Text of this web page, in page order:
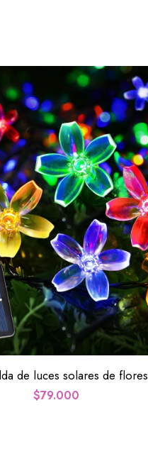
de luces solares de flores
$79.000